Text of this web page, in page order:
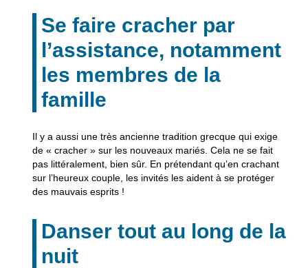
Se faire cracher par
l’assistance, notamment
les membres de la
famille
Il y a aussi une très ancienne tradition grecque qui exige
de « cracher » sur les nouveaux mariés. Cela ne se fait
pas littéralement, bien sûr. En prétendant qu’en crachant
sur l’heureux couple, les invitésles aident à se protéger
des mauvais esprits !
Danser tout au long de la
nuit